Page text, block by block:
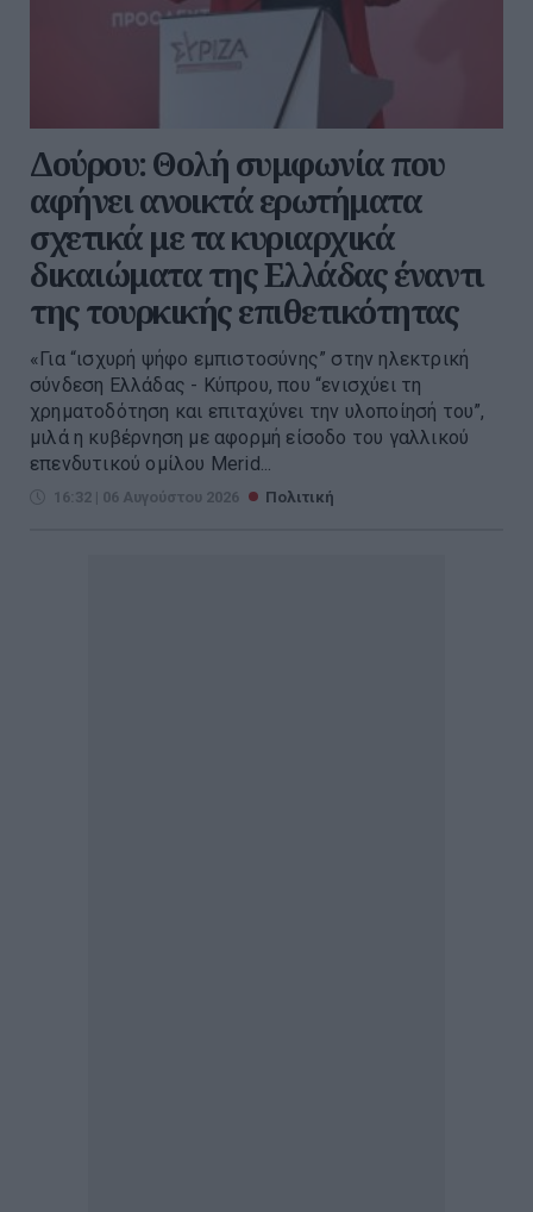
Δούρου: Θολή συμφωνία που
αφήνει ανοικτά ερωτήματα
σχετικά με τα κυριαρχικά
δικαιώματα της Ελλάδας έναντι
της τουρκικής επιθετικότητας
«Για “ισχυρή ψήφο εμπιστοσύνης” στην ηλεκτρική
σύνδεση Ελλάδας - Κύπρου, που “ενισχύει τη
χρηματοδότηση και επιταχύνει την υλοποίησή του”,
μιλά η κυβέρνηση με αφορμή είσοδο του γαλλικού
επενδυτικού ομίλου Merid...
16:32 | 06 Αυγούστου 2026 Πολιτική